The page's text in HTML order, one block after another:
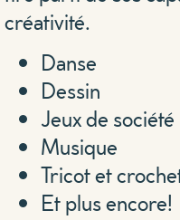
créativité.
Danse
Dessin
Jeux de société
Musique
Tricot et
Et plus encore!